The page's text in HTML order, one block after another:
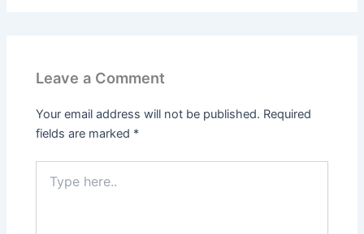
Leave a Comment
Your email address will not be published. Required
fields are marked *
here..